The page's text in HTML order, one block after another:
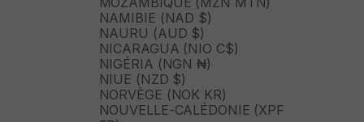
NAMIBIE (NAD $)
NAURU (AUD $)
NICARAGUA (NIO C$)
NIGÉRIA (NGN ₦)
NIUE (NZD $)
NORVÈGE (NOK KR)
NOUVELLE-CALÉDONIE (XPF